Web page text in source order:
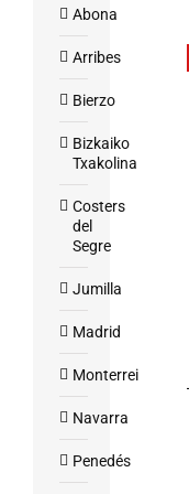
Abona
Arribes
Bierzo
Bizkaiko
Txakolina
Costers
del
Segre
Jumilla
Madrid
Monterrei
Navarra
Penedés